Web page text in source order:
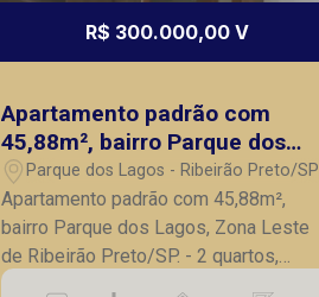
R$ 300.000,00 V
Apartamento padrão com
45,88m², bairro Parque dos
Lagos, Zona Leste de Ribeirão
Preto/SP.
Parque dos Lagos - Ribeirão Preto/SP
Apartamento padrão com 45,88m²,
bairro Parque dos Lagos, Zona Leste
de Ribeirão Preto/SP. - 2 quartos,
sendo 1 com armários embutidos e ar